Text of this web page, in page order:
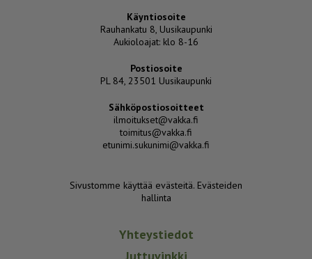
Käyntiosoite
Rauhankatu 8, Uusikaupunki
Aukioloajat: klo 8-16
Postiosoite
PL 84, 23501 Uusikaupunki
Sähköpostiosoitteet
ilmoitukset@vakka.fi
toimitus@vakka.fi
etunimi.sukunimi@vakka.fi
Sivustomme käyttää evästeitä. Evästeiden
hallinta
Yhteystiedot